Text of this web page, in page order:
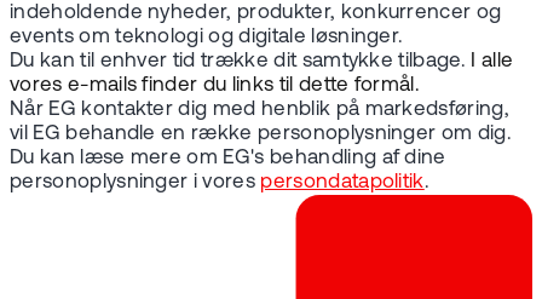
indeholdende nyheder, produkter, konkurrencer og
events om teknologi og digitale løsninger.
Du kan til enhver tid trække dit samtykke tilbage.
I alle
vores e-mails finder du links til dette formål.
Når EG kontakter dig med henblik på markedsføring,
vil EG behandle en række personoplysninger om dig.
Du kan læse mere om EG's behandling af dine
personoplysninger i vores persondatapolitik.